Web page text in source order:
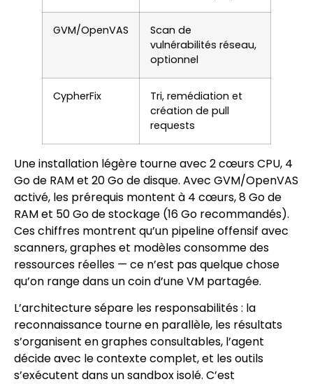
GVM/OpenVAS
Scan de
vulnérabilités réseau,
optionnel
CypherFix
Tri, remédiation et
création de pull
requests
Une installation légère tourne avec 2 cœurs CPU, 4
Go de RAM et 20 Go de disque. Avec GVM/OpenVAS
activé, les prérequis montent à 4 cœurs, 8 Go de
RAM et 50 Go de stockage (16 Go recommandés).
Ces chiffres montrent qu’un pipeline offensif avec
scanners, graphes et modèles consomme des
ressources réelles — ce n’est pas quelque chose
qu’on range dans un coin d’une VM partagée.
L’architecture sépare les responsabilités : la
reconnaissance tourne en parallèle, les résultats
s’organisent en graphes consultables, l’agent
décide avec le contexte complet, et les outils
s’exécutent dans un sandbox isolé. C’est